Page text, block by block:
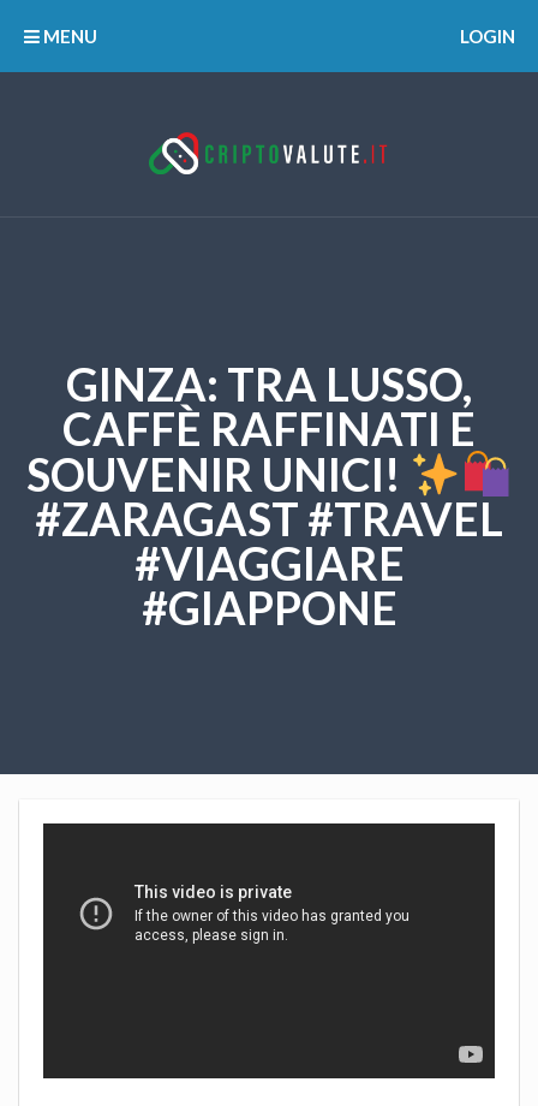
MENU LOGIN
GINZA: TRA LUSSO,
CAFFÈ RAFFINATI E
SOUVENIR UNICI!
#ZARAGAST #TRAVEL
#VIAGGIARE
#GIAPPONE